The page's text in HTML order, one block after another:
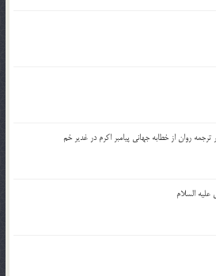
ترجمه روان از خطابه جهانی پیامبر اکرم در غدیر خم
علیه السلام